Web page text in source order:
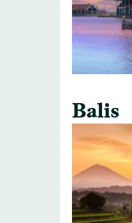
Balis